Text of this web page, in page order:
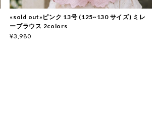
«sold out»ピンク 13号 (125~130 サイズ) ミレ
ーブラウス 2colors
¥3,980